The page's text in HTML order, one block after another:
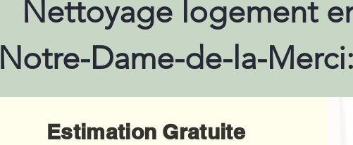
Nettoyage logement
Notre-Dame-de-la-
Estimation Gratuite